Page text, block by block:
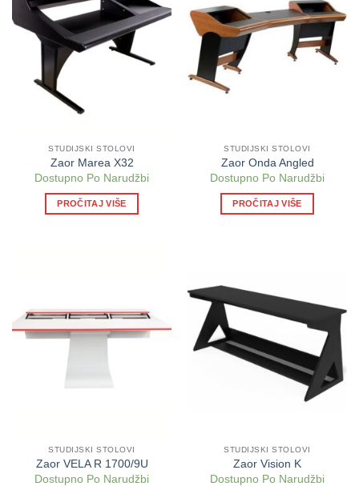
STUDIJSKI STOLOVI
Zaor Marea X32
Dostupno Po Narudžbi
PROČITAJ VIŠE
STUDIJSKI STOLOVI
Zaor Onda Angled
Dostupno Po Narudžbi
PROČITAJ VIŠE
STUDIJSKI STOLOVI
Zaor VELA R 1700/9U
Dostupno Po Narudžbi
STUDIJSKI STOLOVI
Zaor Vision K
Dostupno Po Narudžbi